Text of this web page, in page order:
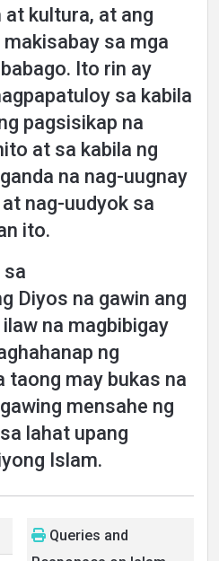
kultura, at ang
sa mga
Ito rin ay
sa kabila
pagsisikap na
at sa kabila ng
na nag-uugnay
nag-uudyok sa
ito.
sa
Diyos na gawin ang
na magbibigay
ng
taong may bukas na
mensahe ng
lahat upang
Islam.
Queries and